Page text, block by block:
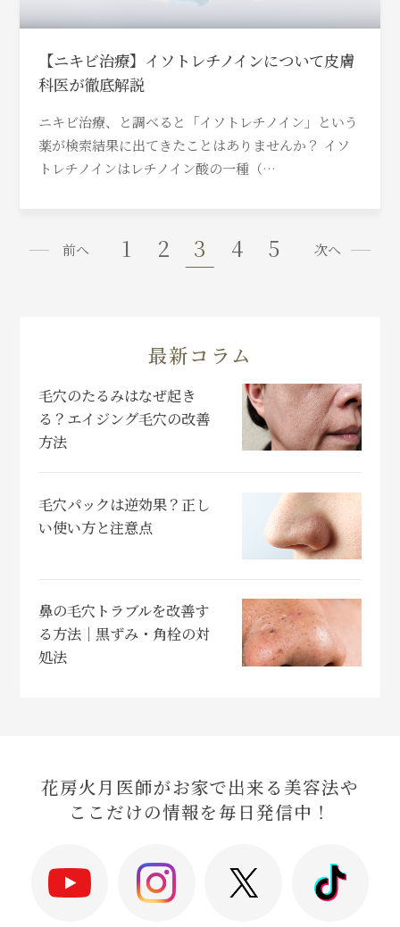
【ニキビ治療】イソトレチノインについて皮膚
科医が徹底解説
ニキビ治療、と調べると「イソトレチノイン」という
薬が検索結果に出てきたことはありませんか？ イソ
トレチノインはレチノイン酸の一種（…
前へ 1 2 3 4 5 次へ
最新コラム
毛穴のたるみはなぜ起き
る？エイジング毛穴の改善
方法
毛穴パックは逆効果？正し
い使い方と注意点
鼻の毛穴トラブルを改善す
る方法｜黒ずみ・角栓の対
処法
花房火月医師がお家で出来る美容法や
ここだけの情報を毎日発信中！